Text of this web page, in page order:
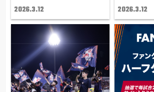
2026.3.12 2026.3.12